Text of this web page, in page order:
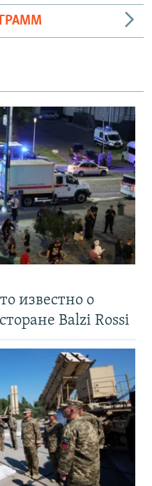
известно о
Balzi Rossi